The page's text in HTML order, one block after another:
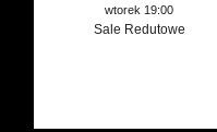
wtorek 19:00
Sale Redutowe